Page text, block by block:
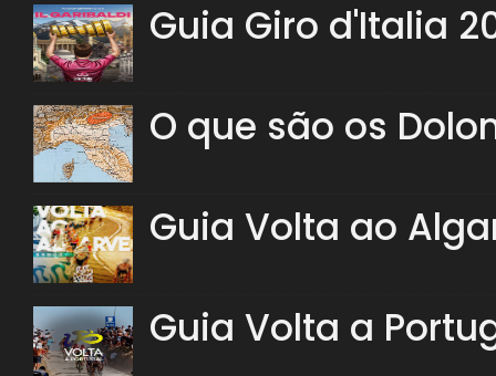
Guia Giro d'Italia
O que são os
Guia Volta ao
Guia Volta a